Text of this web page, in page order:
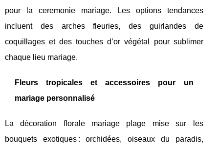
pour la ceremonie mariage. Les options tendances
incluent des arches fleuries, des guirlandes de
coquillages et des touches d’or végétal pour sublimer
chaque lieu mariage.
Fleurs tropicales et accessoires pour un
mariage personnalisé
La décoration florale mariage plage mise sur les
bouquets exotiques : orchidées, oiseaux du paradis,